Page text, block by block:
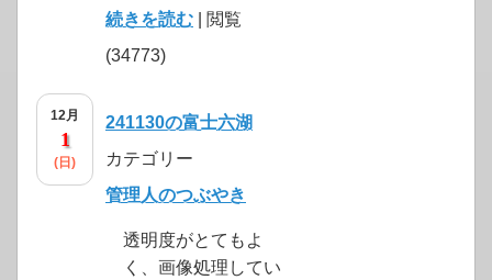
続きを読む | 閲覧
(34773)
12月
1
(日)
241130の富士六湖
カテゴリー
管理人のつぶやき
透明度がとてもよ
く、画像処理してい